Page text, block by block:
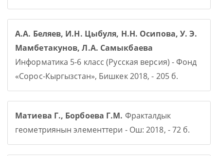
А.А. Беляев, И.Н. Цыбуля, Н.Н. Осипова, У. Э.
Мамбетакунов, Л.А. Самыкбаева
Информатика 5-6 класс (Русская версия) - Фонд
«Сорос-Кыргызстан», Бишкек 2018, - 205 б.
Матиева Г., Борбоева Г.М. Фракталдык
геометриянын элементтери - Ош: 2018, - 72 б.